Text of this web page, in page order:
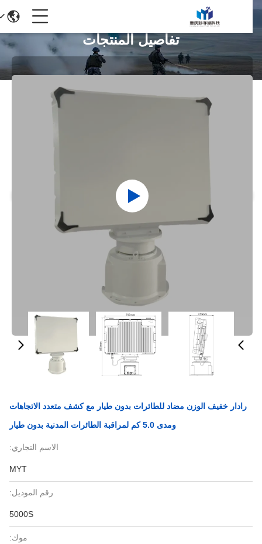
تفاصيل المنتجات
رادار خفيف الوزن مضاد للطائرات بدون طيار مع كشف متعدد الاتجاهات
ومدى 5.0 كم لمراقبة الطائرات المدنية بدون طيار
الاسم التجاري:
MYT
رقم الموديل:
5000S
موك: